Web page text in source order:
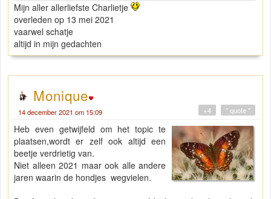
Mijn aller allerliefste Charlietje
overleden op 13 mei 2021
vaarwel schatje
altijd in mijn gedachten
Monique
14 december 2021 om 15:09 " quote "
+4
Heb even getwijfeld om het topic te
plaatsen,wordt er zelf ook altijd een
beetje verdrietig van.
Niet alleen 2021 maar ook alle andere
jaren waarin de hondjes wegvielen.